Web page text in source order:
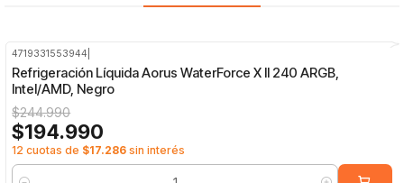
4719331553944
Refrigeración Líquida Aorus WaterForce X II 240 ARGB,
Intel/AMD, Negro
$244.990
$194.990
12 cuotas de $17.286 sin interés